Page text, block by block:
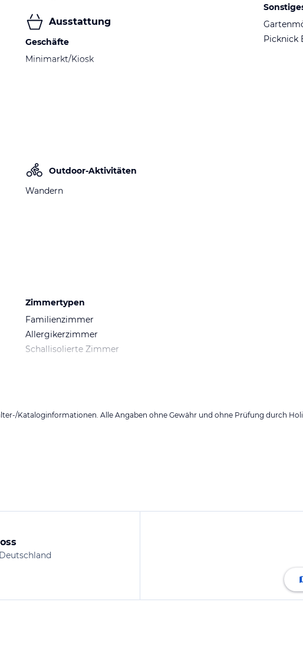
Ausstattung
Geschäfte
Minimarkt/Kiosk
Picknick
Outdoor-Aktivitäten
Wandern
Zimmertypen
Familienzimmer
Allergikerzimmer
Schallisolierte Zimmer
Kataloginformationen. Alle Angaben ohne Gewähr und ohne Prüfung durch